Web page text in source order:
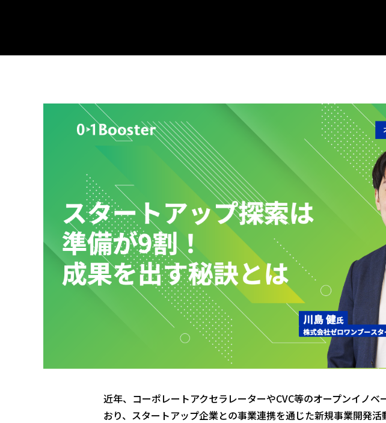
近年、コーポレートアクセラレーターやCVC等のオープンイノベ
おり、スタートアップ企業との事業連携を通じた新規事業開発活